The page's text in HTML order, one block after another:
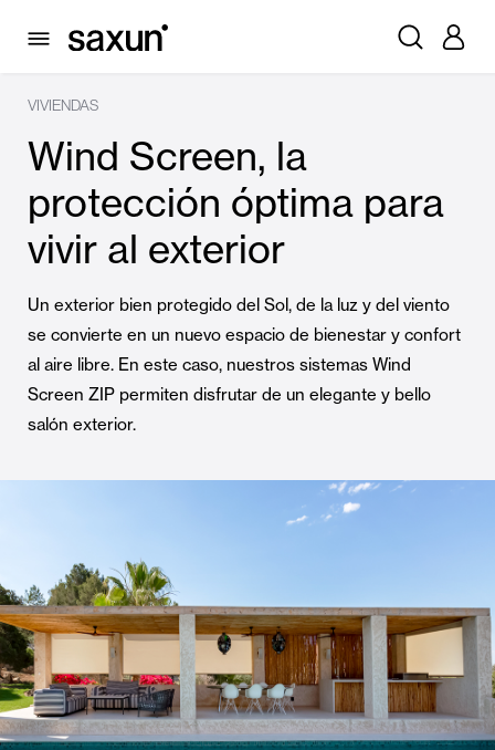
VIVIENDAS
Wind Screen, la
protección óptima para
vivir al exterior
Un exterior bien protegido del Sol, de la luz y del viento
se convierte en un nuevo espacio de bienestar y confort
al aire libre. En este caso, nuestros sistemas Wind
Screen ZIP permiten disfrutar de un elegante y bello
salón exterior.